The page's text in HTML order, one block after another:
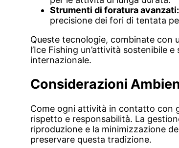
Strumenti di foratura avanzati:
precisione dei fori di tentata
Queste tecnologie, combinate con
l’Ice Fishing un’attività sostenibile
internazionale.
Considerazioni
Come ogni attività in contatto con
rispetto e responsabilità. La
riproduzione e la minimizzazione
preservare questa tradizione.